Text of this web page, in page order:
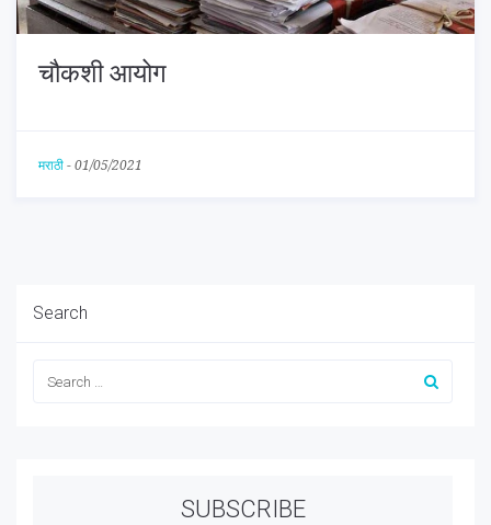
चौकशी आयोग
मराठी - 01/05/2021
Search
SUBSCRIBE